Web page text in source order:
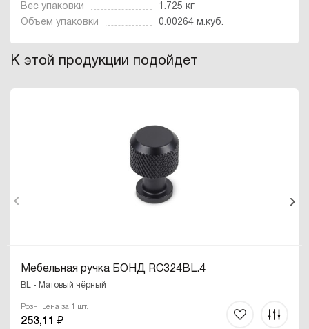
Вес упаковки
1.725 кг
Объем упаковки
0.00264 м.куб.
К этой продукции подойдет
Мебельная ручка БОНД RC324BL.4
BL - Матовый чёрный
Розн. цена за 1 шт.
253,11 ₽